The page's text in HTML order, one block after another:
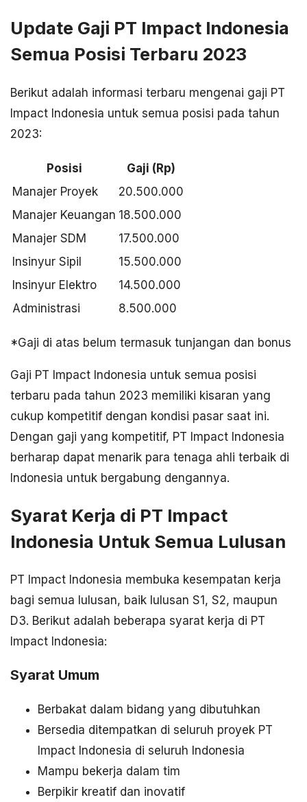
Update Gaji PT Impact Indonesia
Semua Posisi Terbaru 2023
Berikut adalah informasi terbaru mengenai gaji PT
Impact Indonesia untuk semua posisi pada tahun
2023:
Posisi
Gaji (Rp)
Manajer Proyek
20.500.000
Manajer Keuangan 18.500.000
Manajer SDM
17.500.000
Insinyur Sipil
15.500.000
Insinyur Elektro
14.500.000
Administrasi
8.500.000
*Gaji di atas belum termasuk tunjangan dan bonus
Gaji PT Impact Indonesia untuk semua posisi
terbaru pada tahun 2023 memiliki kisaran yang
cukup kompetitif dengan kondisi pasar saat ini.
Dengan gaji yang kompetitif, PT Impact Indonesia
berharap dapat menarik para tenaga ahli terbaik di
Indonesia untuk bergabung dengannya.
Syarat Kerja di PT Impact
Indonesia Untuk Semua Lulusan
PT Impact Indonesia membuka kesempatan kerja
bagi semua lulusan, baik lulusan S1, S2, maupun
D3. Berikut adalah beberapa syarat kerja di PT
Impact Indonesia:
Syarat Umum
Berbakat dalam bidang yang dibutuhkan
Bersedia ditempatkan di seluruh proyek PT
Impact Indonesia di seluruh Indonesia
Mampu bekerja dalam tim
Berpikir kreatif dan inovatif